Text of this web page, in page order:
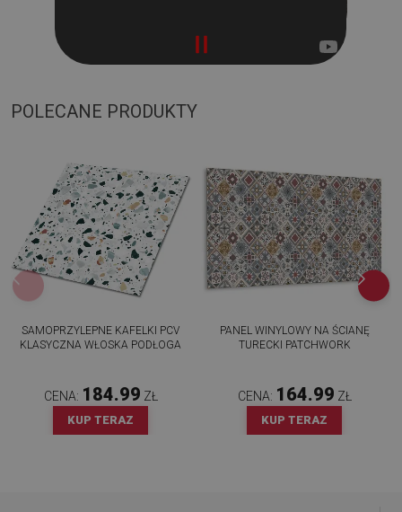
POLECANE PRODUKTY
SAMOPRZYLEPNE KAFELKI PCV
KLASYCZNA WŁOSKA PODŁOGA
CENA: 184.99 ZŁ
KUP TERAZ
PANEL WINYLOWY NA ŚCIANĘ
TURECKI PATCHWORK
CENA: 164.99 ZŁ
KUP TERAZ